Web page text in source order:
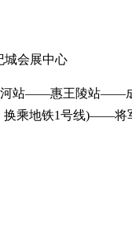
城会展中心
河站——惠王陵站
乘地铁1号线)——